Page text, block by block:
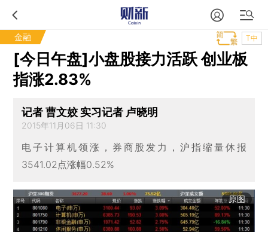
金融 T中
[今日午盘]小盘股接力活跃 创业板
指涨2.83%
记者 曹文姣 实习记者 卢晓明
2015年11月06日 11:30
电子计算机领涨，券商股发力，沪指缩量休报
3541.02点涨幅0.52%
原图